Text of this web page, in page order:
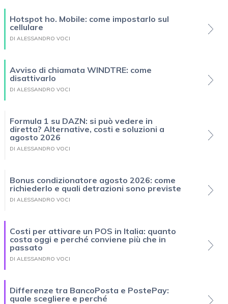
Hotspot ho. Mobile: come impostarlo sul
cellulare
DI ALESSANDRO VOCI
Avviso di chiamata WINDTRE: come
disattivarlo
DI ALESSANDRO VOCI
Formula 1 su DAZN: si può vedere in
diretta? Alternative, costi e soluzioni a
agosto 2026
DI ALESSANDRO VOCI
Bonus condizionatore agosto 2026: come
richiederlo e quali detrazioni sono previste
DI ALESSANDRO VOCI
Costi per attivare un POS in Italia: quanto
costa oggi e perché conviene più che in
passato
DI ALESSANDRO VOCI
Differenze tra BancoPosta e PostePay:
quale scegliere e perché